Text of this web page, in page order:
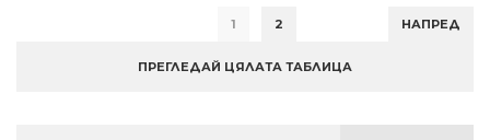
1 2 НАПРЕД
ПРЕГЛЕДАЙ ЦЯЛАТА ТАБЛИЦА